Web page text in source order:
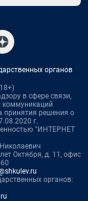
органов
в сфере связи,
коммуникаций
принятия решения о
г.
"ИНТЕРНЕТ
Октября, д. 11, офис
органов: